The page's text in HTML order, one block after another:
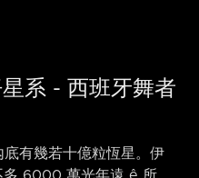
系 - 西班牙舞者
有幾若十億粒恆星。伊